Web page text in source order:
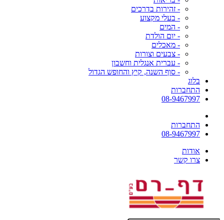
- זהירות בדרכים
- בעלי מקצוע
- המים
- יום הולדת
- מאכלים
- צבעים וצורות
- עברית אנגלית וחשבון
- סוף השנה, קיץ והחופש הגדול
בלוג
התחברות
08-9467997
התחברות
08-9467997
אודות
צרו קשר